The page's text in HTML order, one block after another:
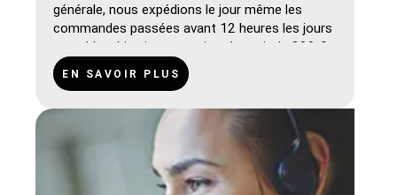
générale, nous expédions le jour même les
commandes passées avant 12 heures les jours
ouvrables. Livraison gratuite : à partir de 200 €
(DE), 250 € (AT, Benelux), 500 € (FR, DK, CH).
EN SAVOIR PLUS